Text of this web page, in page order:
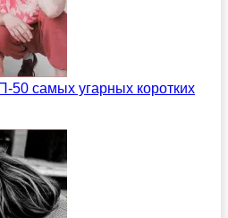
самых угарных коротких